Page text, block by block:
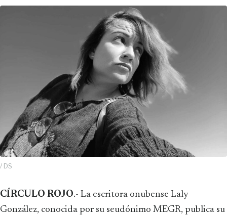
/ DS
CÍRCULO ROJO.- La escritora onubense Laly
González, conocida por su seudónimo MEGR, publica su